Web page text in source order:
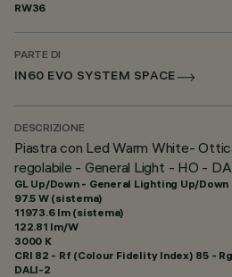
RW36
PARTE DI
IN60 EVO SYSTEM SPACE
DESCRIZIONE
Piastra con Led Warm White-
regolabile - General Light - HO -
GL Up/Down - General Lighting Up/Down
97.5 W (sistema)
11973.6 lm (sistema)
122.81 lm/W
3000 K
CRI 82 - Rf (Colour Fidelity Index) 85 -
DALI-2